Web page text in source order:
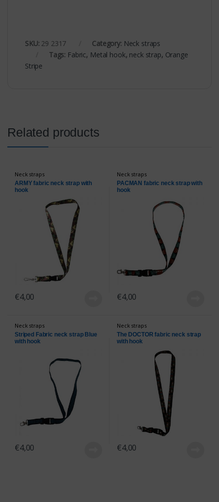
SKU: 29 2317 Category: Neck straps
Tags: Fabric, Metal hook, neck strap, Orange
Stripe
Related products
Neck straps
ARMY fabric neck strap with
hook
€4,00
Neck straps
PACMAN fabric neck strap with
hook
€4,00
Neck straps
Striped Fabric neck strap Blue
with hook
€4,00
Neck straps
The DOCTOR fabric neck strap
with hook
€4,00